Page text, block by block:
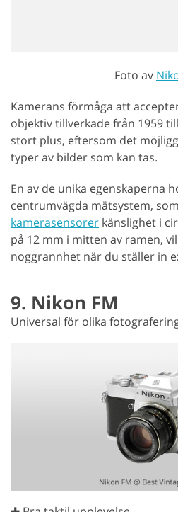
Foto av
Kamerans förmåga att
objektiv tillverkade från 1959
stort plus, eftersom det
typer av bilder som kan tas.
En av de unika egenskaperna
centrumvägda mätsystem,
kamerasensorer känslighet i
på 12 mm i mitten av ramen,
noggrannhet när du ställer in
9. Nikon FM
Universal för olika